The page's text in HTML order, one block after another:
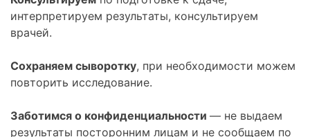
интерпретируем результаты, консультируем
врачей.
Сохраняем сыворотку, при необходимости можем
повторить исследование.
Заботимся о конфиденциальности — не выдаем
результаты посторонним лицам и не сообщаем по